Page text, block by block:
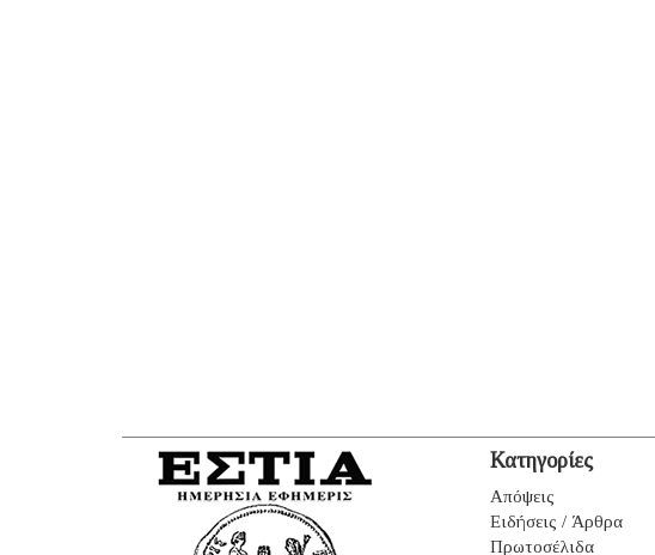
Κατηγορίες
Απόψεις
Ειδήσεις / Άρθρα
Πρωτοσέλιδα